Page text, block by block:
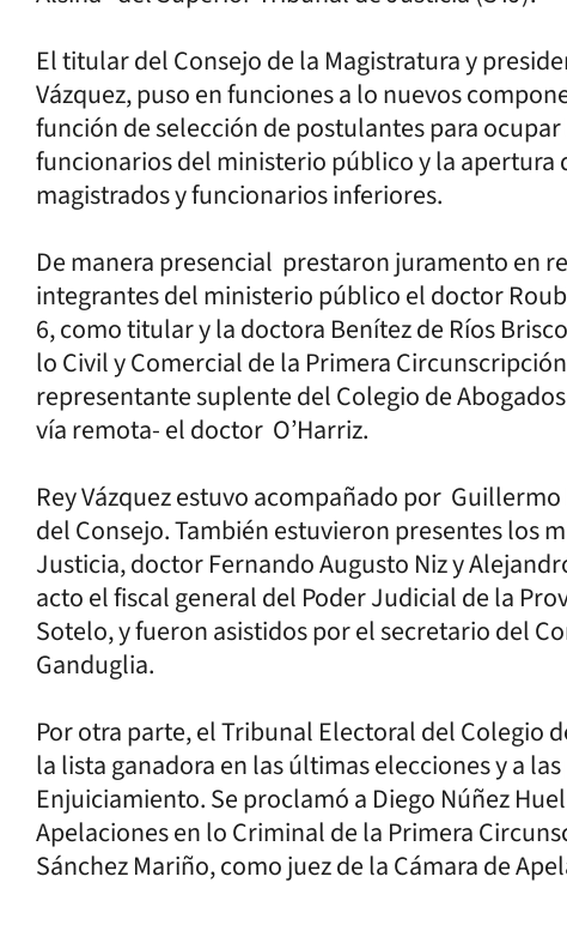
El titular del Consejo de la Magistratura y
Vázquez, puso en funciones a lo nuevos
función de selección de postulantes para
funcionarios del ministerio público y la
magistrados y funcionarios inferiores.
De manera presencial prestaron juramento en
integrantes del ministerio público el doctor
6, como titular y la doctora Benítez de Ríos
lo Civil y Comercial de la Primera
representante suplente del Colegio de
vía remota- el doctor O’Harriz.
Rey Vázquez estuvo acompañado por
del Consejo. También estuvieron presentes los
Justicia, doctor Fernando Augusto Niz y
acto el fiscal general del Poder Judicial de la
Sotelo, y fueron asistidos por el secretario del
Ganduglia.
Por otra parte, el Tribunal Electoral del Colegio
la lista ganadora en las últimas elecciones y a
Enjuiciamiento. Se proclamó a Diego Núñez
Apelaciones en lo Criminal de la Primera
Sánchez Mariño, como juez de la Cámara de